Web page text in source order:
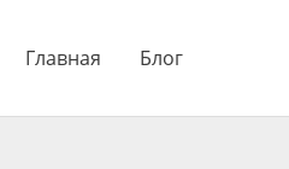
Главная Блог